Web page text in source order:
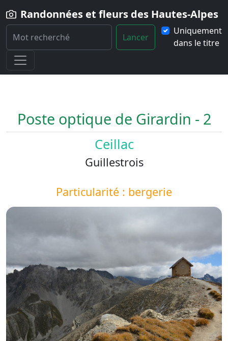
Randonnées et fleurs des Hautes-Alpes
Lancer
Uniquement
dans le titre
Home
Paysage Poste-optique-de-Girardin-2
Poste optique de Girardin - 2
Ceillac
Guillestrois
Particularité : bergerie